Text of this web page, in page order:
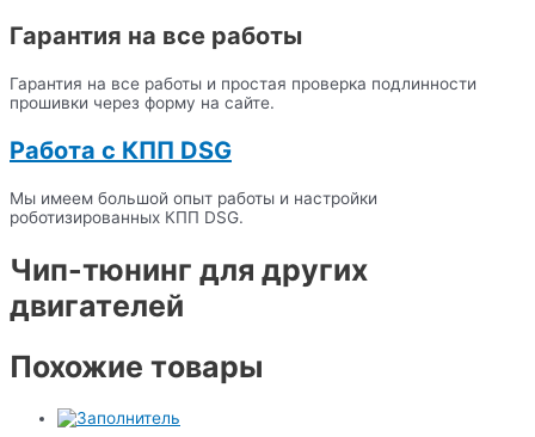
Гарантия на все работы
Гарантия на все работы и простая проверка подлинности
прошивки через форму на сайте.
Работа с КПП DSG
Мы имеем большой опыт работы и настройки
роботизированных КПП DSG.
Чип-тюнинг для других
двигателей
Похожие товары